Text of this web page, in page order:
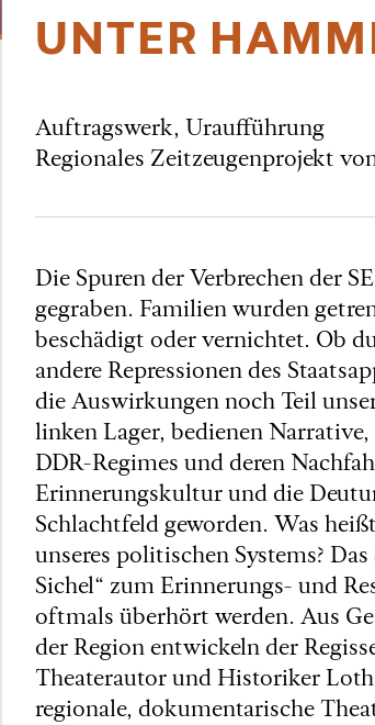
UNTER
Auftragswerk, Uraufführung
Regionales Zeitzeugenprojekt
Die Spuren der Verbrechen der
gegraben. Familien wurden
beschädigt oder vernichtet. Ob
andere Repressionen des
die Auswirkungen noch Teil
linken Lager, bedienen
DDR-Regimes und deren
Erinnerungskultur und die
Schlachtfeld geworden. Was
unseres politischen Systems?
Sichel“ zum Erinnerungs- und
oftmals überhört werden. Aus
der Region entwickeln der
Theaterautor und Historiker
regionale, dokumentarische